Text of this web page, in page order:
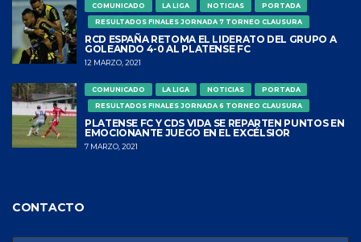
COMUNICADO LA LIGA NOTICIAS
PORTADA
RESULTADOS FINALES JORNADA 7 TORNEO CLAUSURA
RCD ESPAÑA RETOMA EL LIDERATO DEL GRUPO A
GOLEANDO 4-0 AL PLATENSE FC
12 MARZO, 2021
COMUNICADO LA LIGA NOTICIAS
PORTADA
RESULTADOS FINALES JORNADA 6 TORNEO CLAUSURA
PLATENSE FC Y CDS VIDA SE REPARTEN PUNTOS EN
EMOCIONANTE JUEGO EN EL EXCÉLSIOR
7 MARZO, 2021
CONTACTO